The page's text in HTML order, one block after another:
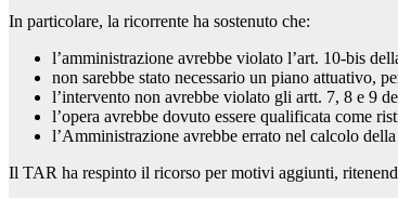
In particolare, la ricorrente ha sostenuto che:
l’amministrazione avrebbe violato l’art. 10-bis
non sarebbe stato necessario un piano attuativo,
l’intervento non avrebbe violato gli artt. 7, 8 e 9
l’opera avrebbe dovuto essere qualificata come
l’Amministrazione avrebbe errato nel calcolo
Il TAR ha respinto il ricorso per motivi aggiunti,